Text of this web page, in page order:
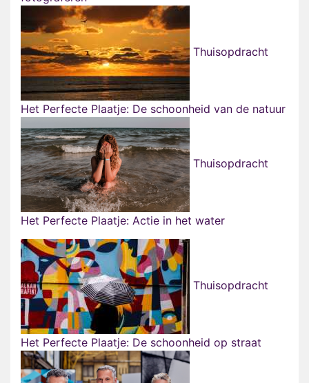
Thuisopdracht
Het Perfecte Plaatje: De schoonheid van de natuur
Thuisopdracht
Het Perfecte Plaatje: Actie in het water
Thuisopdracht
Het Perfecte Plaatje: De schoonheid op straat